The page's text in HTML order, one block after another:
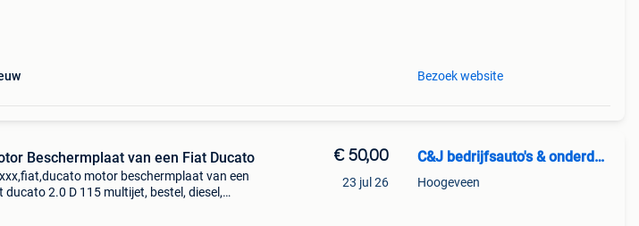
Bezoek website
Beschermplaat van een Fiat Ducato
motor beschermplaat van een
ducato 2.0 D 115 multijet, bestel, diesel,
€ 50,00
23 jul 26
C&J bedrijfsauto's & onderdelen
Hoogeveen